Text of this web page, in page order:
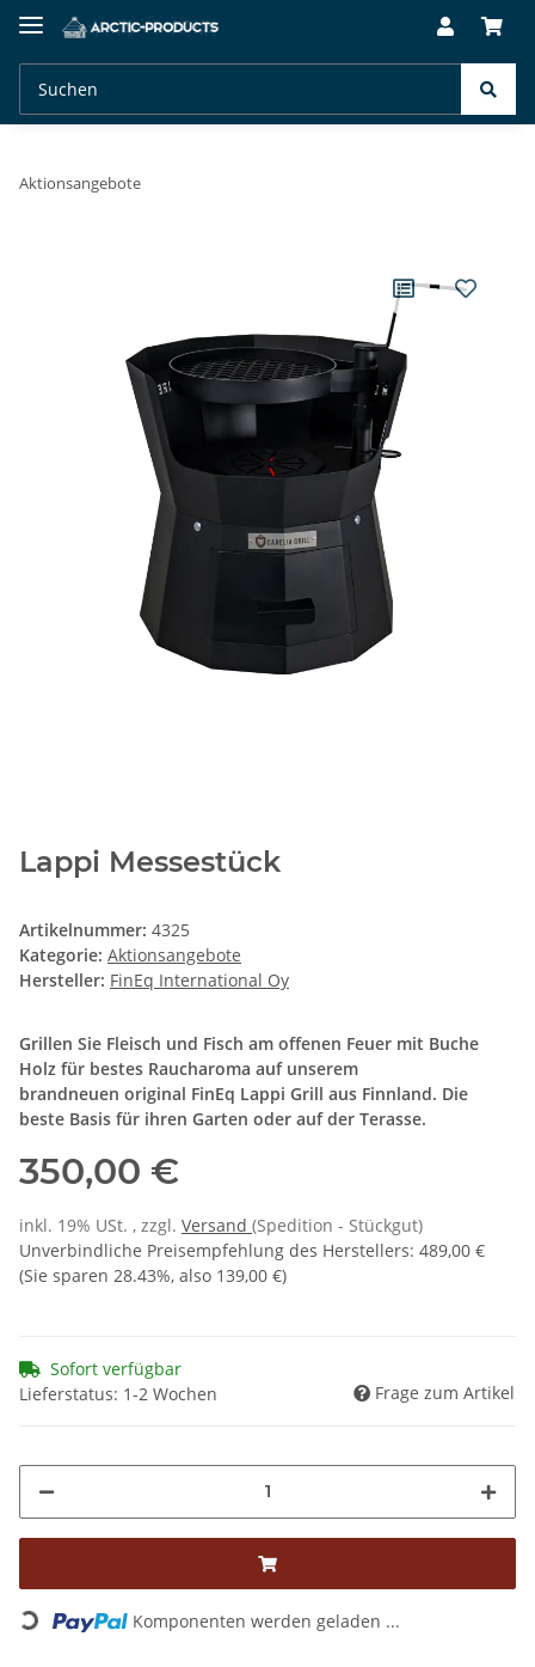
Aktionsangebote
Lappi Messestück
Artikelnummer: 4325
Kategorie: Aktionsangebote
Hersteller: FinEq International Oy
Grillen Sie Fleisch und Fisch am offenen Feuer mit Buche
Holz für bestes Raucharoma auf unserem
brandneuen original FinEq Lappi Grill aus Finnland. Die
beste Basis für ihren Garten oder auf der Terasse.
350,00 €
inkl. 19% USt. , zzgl. Versand (Spedition - Stückgut)
Unverbindliche Preisempfehlung des Herstellers: 489,00 €
(Sie sparen 28.43%, also 139,00 €)
Sofort verfügbar
Lieferstatus: 1-2 Wochen
Frage zum Artikel
Loading... Komponenten werden geladen ...